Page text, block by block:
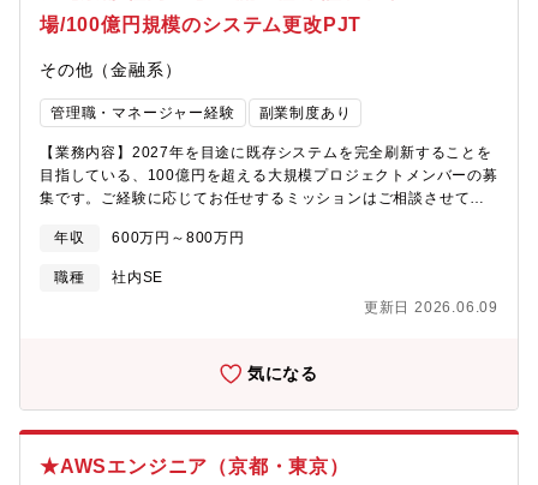
す。また、フレックスタイム勤務や在宅勤務制度、各種休暇制度
を活用し、仕事とプライベートのメリハリをつけた働き方が可能
図ることに注力しています。会計やSCM（生産・在庫・販売等）
れており、会社の業務を支える非常に重要な役割を果たしていま
部門からの相談や対応も多岐にわたります。【募集背景】同社で
ランスフォーメーション）の推進を掲げています。これに伴い、
デジタル化やIT、AIの活用に関する社内の他部門からの相談に対
応し、ITをツールとして活用して業務改革や効率化を進める人材
のや、ソフトウェアに自然に組み込まれているものが増え、簡単
に利用できるようになってきました。これからの時代、AIを活用
いう面で競争力を失う可能性があります。すでに一部の部門や社
ていますが、全社的にこれらを積極的に活用、推進していくため
人材を募集しております。【組織構成】情報システム部部員 20
名 （20代4名、30代7名、40代3名、50代5名、60代1名）部に
は２つのグループがあり。ネットワークやサーバ等の管理を行う
第一グループと業務システムなどのアプリを担当する第二グルー
プ第二グループの組織構成（今回配属予定先） グループ
場/100億円規模のシステム更改PJT
その他（金融系）
管理職・マネージャー経験 副業制度あり
【業務内容】2027年を目途に既存システムを完全刷新することを
目指している、100億円を超える大規模プロジェクトメンバーの募
集です。ご経験に応じてお任せするミッションはご相談させてい
と調整した業務要件を元に、システム要求をベンダーと調整・各
種プロジェクトにおいて、システム要件定義や基本設計を担当・
ファイヤウォール・不正侵入検知等のセキュリティ領域に関わる
システム要件整理・共通基盤、バッチ運用、システムの監視、端
等【身につくスキル】このポジションでは、新規システムの要件
して経験することができます。外部APIとの連携や共通基盤の設
つけることができます。さらに、大規模なインフラ基盤構築やレ
年収 600万円～800万円
職種
社内SE
更新日 2026.06.09
気になる
★AWSエンジニア（京都・東京）